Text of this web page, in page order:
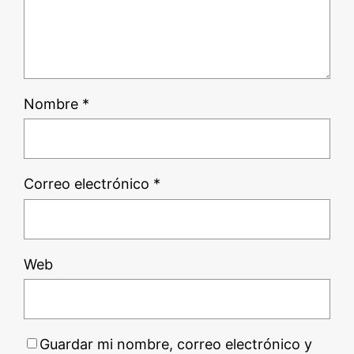
Nombre *
Correo electrónico *
Web
Guardar mi nombre, correo electrónico y